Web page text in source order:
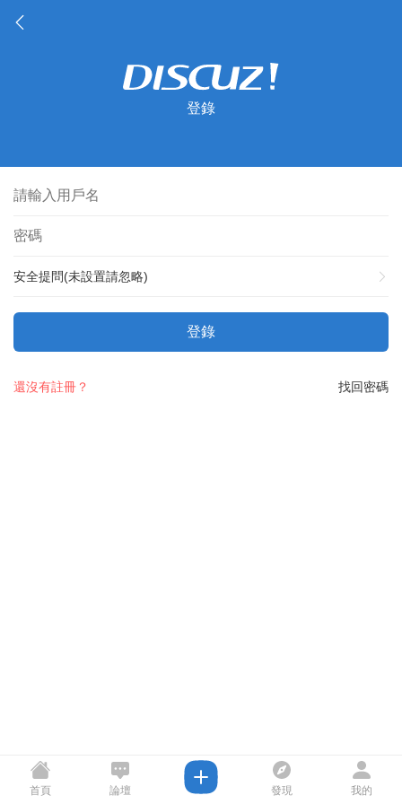
登錄
安全提問(未設置請忽略)
登錄
找回密碼
還沒有註冊？
首頁 論壇 發現 我的